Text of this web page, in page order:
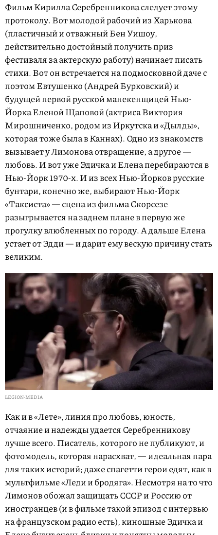
Фильм Кирилла Серебренникова следует этому
протоколу. Вот молодой рабочий из Харькова
(пластичный и отважный Бен Уишоу,
действительно достойный получить приз
фестиваля за актерскую работу) начинает писать
стихи. Вот он встречается на подмосковной даче с
поэтом Евтушенко (Андрей Бурковский) и
будущей первой русской манекенщицей Нью-
Йорка Еленой Щаповой (актриса Виктория
Мирошниченко, родом из Иркутска и «Дылды»,
которая тоже была в Каннах). Одно из знакомств
вызывает у Лимонова отвращение, а другое —
любовь. И вот уже Эдичка и Елена перебираются в
Нью-Йорк 1970-х. И из всех Нью-Йорков русские
бунтари, конечно же, выбирают Нью-Йорк
«Таксиста» — сцена из фильма Скорсезе
разыгрывается на заднем плане в первую же
прогулку влюбленных по городу. А дальше Елена
устает от Эдди — и дарит ему вескую причину стать
великим.
LEGION-MEDIA
Как и в «Лете», линия про любовь, юность,
отчаяние и надежды удается Серебренникову
лучше всего. Писатель, которого не публикуют, и
фотомодель, которая нарасхват, — идеальная пара
для таких историй; даже спагетти герои едят, как в
мультфильме «Леди и бродяга». Несмотря на то что
Лимонов обожал защищать СССР и Россию от
иностранцев (и в фильме такой эпизод с интервью
на французском радио есть), киношные Эдичка и